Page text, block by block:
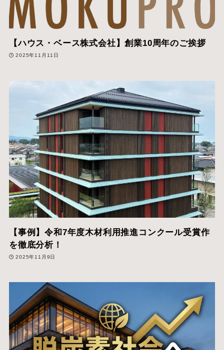
【ハウス・ベース株式会社】創業10周年のご挨拶
2025年11月11日
【事例】令和7年度木材利用推進コンクール受賞作
を徹底分析！
2025年11月9日